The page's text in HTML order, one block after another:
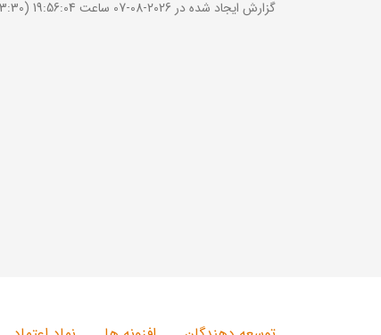
گزارش ایجاد شده در 2026-08-07 ساعت 19:56:04 (UTC +03:30).